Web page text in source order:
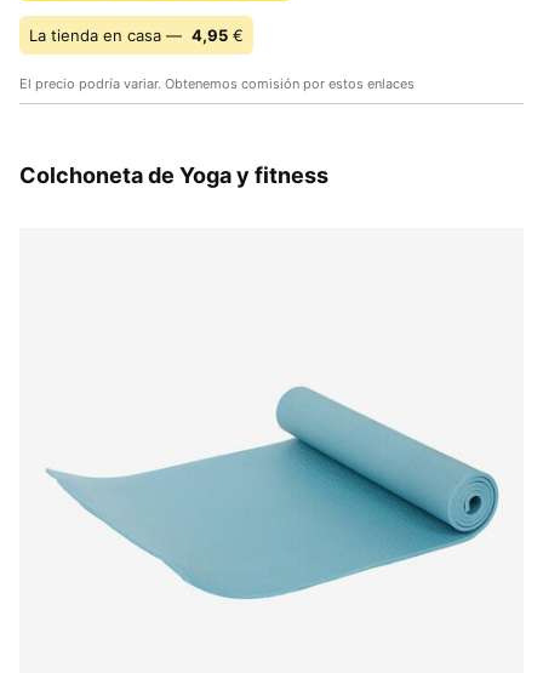
La tienda en casa — 4,95 €
El precio podría variar. Obtenemos comisión por estos enlaces
Colchoneta de Yoga y fitness